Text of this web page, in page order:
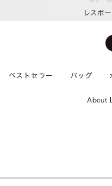
レスポ
ベストセラー バッグ
About